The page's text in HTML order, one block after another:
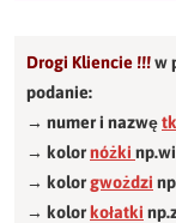
Drogi Kliencie !!!w
podanie:
→ numer i nazwę
→ kolornóżki
→ kolorgwożdzi
→ kolorkołatki